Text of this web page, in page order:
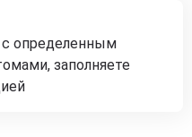
определенным
заполняете